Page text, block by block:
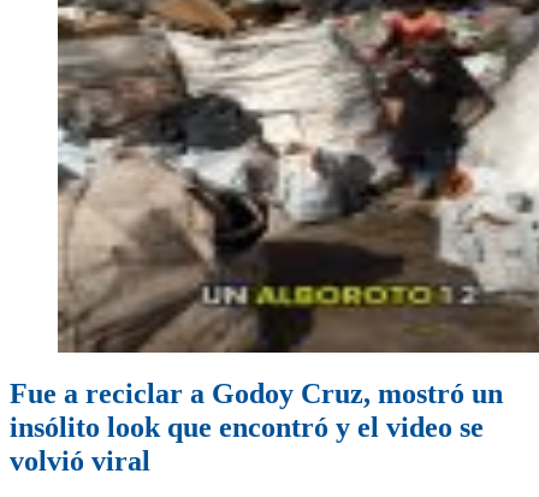
Fue a reciclar a Godoy Cruz, mostró un
insólito look que encontró y el video se
volvió viral